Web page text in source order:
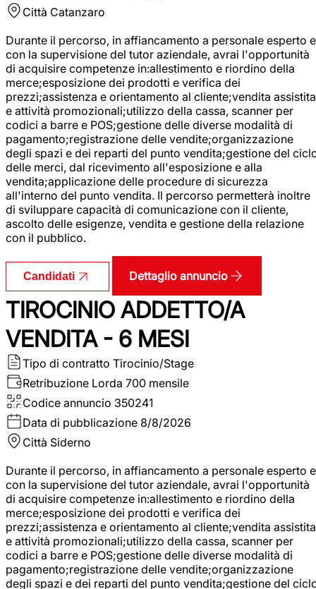
Città Catanzaro
Durante il percorso, in affiancamento a personale esperto e
con la supervisione del tutor aziendale, avrai l'opportunità
di acquisire competenze in:allestimento e riordino della
merce;esposizione dei prodotti e verifica dei
prezzi;assistenza e orientamento al cliente;vendita assistita
e attività promozionali;utilizzo della cassa, scanner per
codici a barre e POS;gestione delle diverse modalità di
pagamento;registrazione delle vendite;organizzazione
degli spazi e dei reparti del punto vendita;gestione del
delle merci, dal ricevimento all'esposizione e alla
vendita;applicazione delle procedure di sicurezza
all'interno del punto vendita. Il percorso permetterà inoltre
di sviluppare capacità di comunicazione con il cliente,
ascolto delle esigenze, vendita e gestione della relazione
con il pubblico.
Candidati Dettaglio annuncio
TIROCINIO ADDETTO/A
VENDITA - 6 MESI
Tipo di contratto Tirocinio/Stage
Retribuzione Lorda 700 mensile
Codice annuncio 350241
Data di pubblicazione 8/8/2026
Città Siderno
Durante il percorso, in affiancamento a personale esperto e
con la supervisione del tutor aziendale, avrai l'opportunità
di acquisire competenze in:allestimento e riordino della
merce;esposizione dei prodotti e verifica dei
prezzi;assistenza e orientamento al cliente;vendita assistita
e attività promozionali;utilizzo della cassa, scanner per
codici a barre e POS;gestione delle diverse modalità di
pagamento;registrazione delle vendite;organizzazione
degli spazi e dei reparti del punto vendita;gestione del